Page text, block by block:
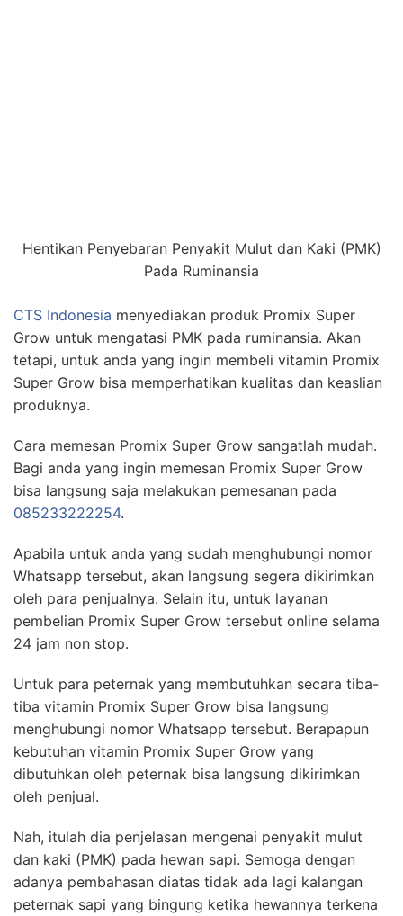
Hentikan Penyebaran Penyakit Mulut dan Kaki (PMK)
Pada Ruminansia
CTS Indonesia menyediakan produk Promix Super
Grow untuk mengatasi PMK pada ruminansia. Akan
tetapi, untuk anda yang ingin membeli vitamin Promix
Super Grow bisa memperhatikan kualitas dan keaslian
produknya.
Cara memesan Promix Super Grow sangatlah mudah.
Bagi anda yang ingin memesan Promix Super Grow
bisa langsung saja melakukan pemesanan pada
085233222254.
Apabila untuk anda yang sudah menghubungi nomor
Whatsapp tersebut, akan langsung segera dikirimkan
oleh para penjualnya. Selain itu, untuk layanan
pembelian Promix Super Grow tersebut online selama
24 jam non stop.
Untuk para peternak yang membutuhkan secara tiba-
tiba vitamin Promix Super Grow bisa langsung
menghubungi nomor Whatsapp tersebut. Berapapun
kebutuhan vitamin Promix Super Grow yang
dibutuhkan oleh peternak bisa langsung dikirimkan
oleh penjual.
Nah, itulah dia penjelasan mengenai penyakit mulut
dan kaki (PMK) pada hewan sapi. Semoga dengan
adanya pembahasan diatas tidak ada lagi kalangan
peternak sapi yang bingung ketika hewannya terkena